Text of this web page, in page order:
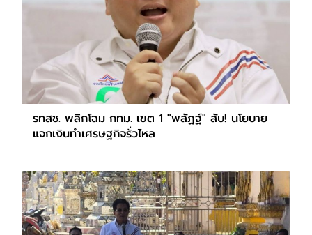
รทสช. พลิกโฉม กทม. เขต 1 "พลัฏฐ์" สับ! นโยบาย
แจกเงินทำเศรษฐกิจรั่วไหล